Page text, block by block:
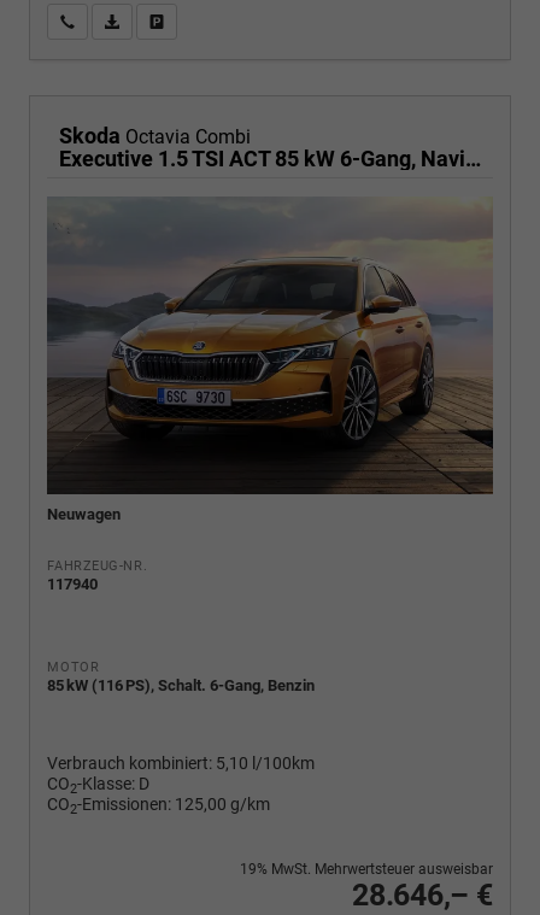
Wir rufen Sie anPDF-Fahrzeugexposé drucken
Skoda Octavia Combi
Executive 1.5 TSI ACT 85 kW 6-Gang, Navigationssystem, 17 Zoll Alufelgen, ACC, PDC, Klimaautomatik, Phone Box, Reserverad, Full LED, 4 Jahre Garantie,
Neuwagen
FAHRZEUG-NR.
117940
MOTOR
85 kW (116 PS), Schalt. 6-Gang, Benzin
Verbrauch kombiniert: 5,10 l/100km
CO2-Klasse: D
CO2-Emissionen: 125,00 g/km
28.646,– €
19% MwSt. Mehrwertsteuer ausweisbar